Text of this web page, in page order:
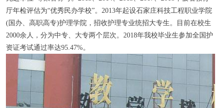
厅年检评估为“优秀民办学校”。2013年起设石家庄科技工程职业学院
(国办、高职高专)护理学院，招收护理专业统招大专生。目前在校生
2000余人，分为中专、大专两个层次。2018年我校毕业生参加全国护
资证考试通过率达95.47%。